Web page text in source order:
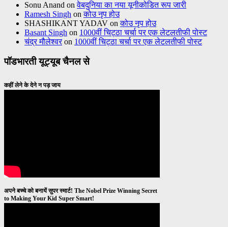
Sonu Anand onवेबदुनिया का नया यूनीकोडित रूप जारी
Ramesh Singh onकोउ नृप होउ
SHASHIKANT YADAV onकोउ नृप होउ
Basant Singh on 1000वीं चिट्ठा चर्चा पर एक लेटलतीफी पोस्ट
चंद्र मौलेश्वरon 1000वीं चिट्ठा चर्चा पर एक लेटलतीफी पोस्ट
पॉडभारती यूट्यूब चैनल से
कहीं लेने के देने न पड़ जाय
अपने बच्चे को बनायें सुपर स्मार्ट! The Nobel Prize Winning Secret
to Making Your Kid Super Smart!